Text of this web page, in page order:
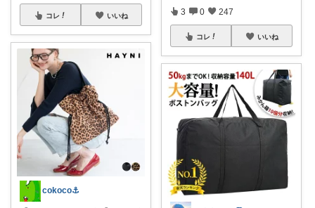
コレ いいね
cokoco⚓︎
3 0 247
コレ いいね